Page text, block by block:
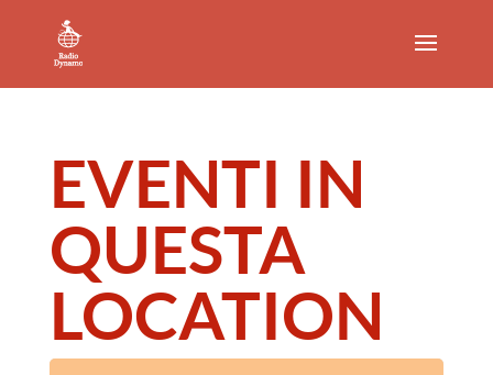
EVENTI IN
QUESTA
LOCATION